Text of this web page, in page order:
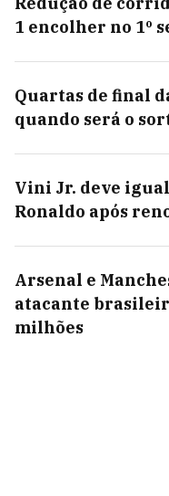
1 encolher no 1º
Quartas de final
quando será o
Vini Jr. deve
Ronaldo após
Arsenal e
atacante
milhões